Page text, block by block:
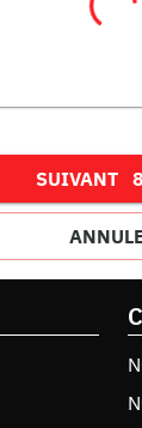
SUIVANT